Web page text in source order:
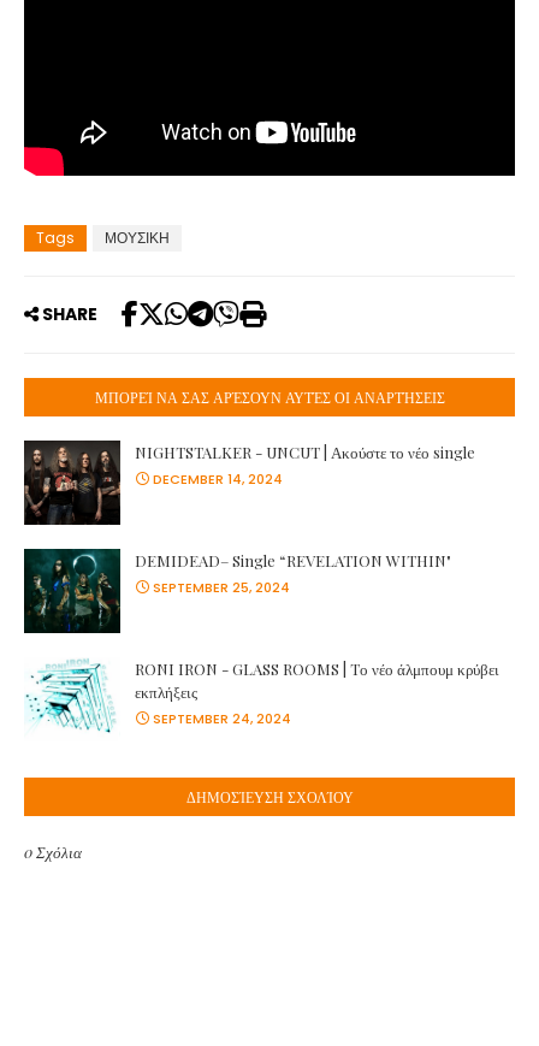
Tags ΜΟΥΣΙΚΗ
SHARE
ΜΠΟΡΕΊ ΝΑ ΣΑΣ ΑΡΈΣΟΥΝ ΑΥΤΈΣ ΟΙ ΑΝΑΡΤΉΣΕΙΣ
NIGHTSTALKER - UNCUT | Ακούστε το νέο single
DECEMBER 14, 2024
DEMIDEAD– Single “REVELATION WITHIN"
SEPTEMBER 25, 2024
RONI IRON - GLASS ROOMS | Tο νέο άλμπουμ κρύβει
εκπλήξεις
SEPTEMBER 24, 2024
ΔΗΜΟΣΊΕΥΣΗ ΣΧΟΛΊΟΥ
0 Σχόλια